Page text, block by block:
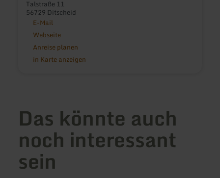
Talstraße 11
56729 Ditscheid
E-Mail
Webseite
Anreise planen
in Karte anzeigen
Das könnte auch
noch interessant
sein